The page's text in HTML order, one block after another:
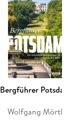
Bergführer
Wolfgang Mörtl